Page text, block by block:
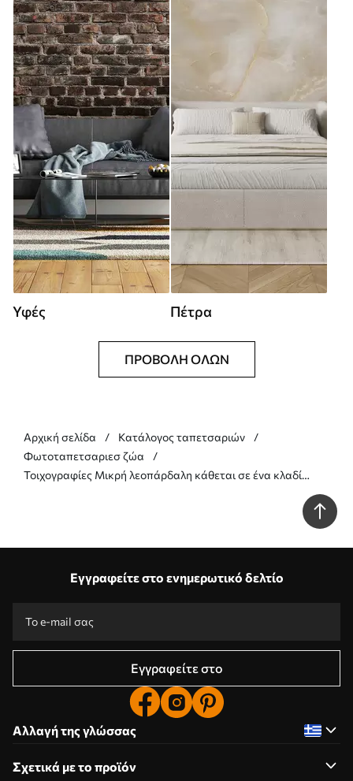
Υφές Πέτρα
ΠΡΟΒΟΛΉ ΌΛΩΝ
Αρχική σελίδα
Κατάλογος ταπετσαριών
Φωτοταπετσαριεσ ζώα
Τοιχογραφίες Μικρή λεοπάρδαλη κάθεται σε ένα κλαδί
Εγγραφείτε στο ενημερωτικό δελτίο
Εγγραφείτε στο
Αλλαγή της γλώσσας
Σχετικά με το προϊόν